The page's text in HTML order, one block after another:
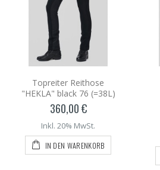
Topreiter Reithose
"HEKLA" black 76 (=38L)
360,00 €
Inkl. 20% MwSt.
IN DEN WARENKORB